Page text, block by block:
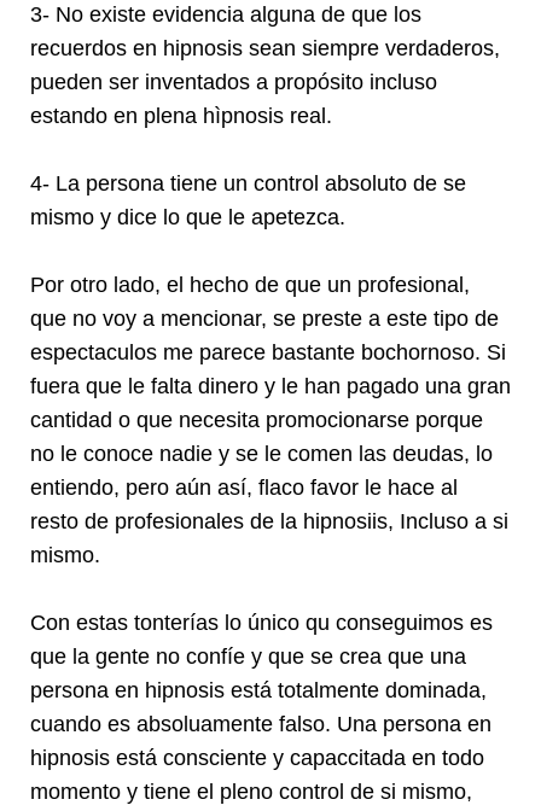
3- No existe evidencia alguna de que los
recuerdos en hipnosis sean siempre verdaderos,
pueden ser inventados a propósito incluso
estando en plena hìpnosis real.
4- La persona tiene un control absoluto de se
mismo y dice lo que le apetezca.
Por otro lado, el hecho de que un profesional,
que no voy a mencionar, se preste a este tipo de
espectaculos me parece bastante bochornoso. Si
fuera que le falta dinero y le han pagado una gran
cantidad o que necesita promocionarse porque
no le conoce nadie y se le comen las deudas, lo
entiendo, pero aún así, flaco favor le hace al
resto de profesionales de la hipnosiis, Incluso a si
mismo.
Con estas tonterías lo único qu conseguimos es
que la gente no confíe y que se crea que una
persona en hipnosis está totalmente dominada,
cuando es absoluamente falso. Una persona en
hipnosis está consciente y capaccitada en todo
momento y tiene el pleno control de si mismo,